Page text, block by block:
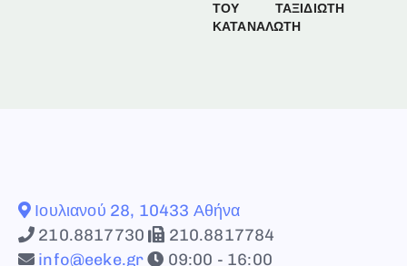
ΤΟΥ
ΚΑΤΑΝΑΛΩΤΗ
ΤΑΞΙΔΙΩΤΗ
Ιουλιανού 28, 10433 Αθήνα
210.8817730
210.8817784
info@eeke.gr
09:00 - 16:00